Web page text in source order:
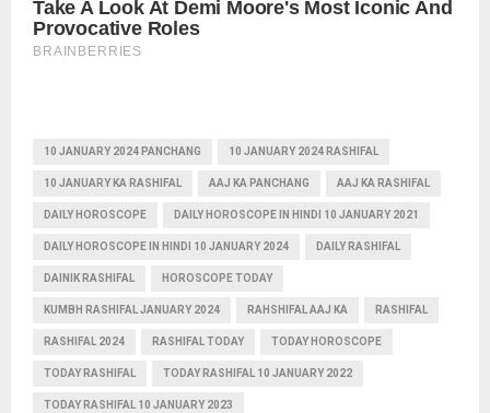
10 JANUARY 2024 PANCHANG 10 JANUARY 2024 RASHIFAL
10 JANUARY KA RASHIFAL AAJ KA PANCHANG AAJ KA RASHIFAL
DAILY HOROSCOPE DAILY HOROSCOPE IN HINDI 10 JANUARY 2021
DAILY HOROSCOPE IN HINDI 10 JANUARY 2024 DAILY RASHIFAL
DAINIK RASHIFAL HOROSCOPE TODAY
KUMBH RASHIFAL JANUARY 2024 RAHSHIFAL AAJ KA RASHIFAL
RASHIFAL 2024 RASHIFAL TODAY TODAY HOROSCOPE
TODAY RASHIFAL TODAY RASHIFAL 10 JANUARY 2022
TODAY RASHIFAL 10 JANUARY 2023